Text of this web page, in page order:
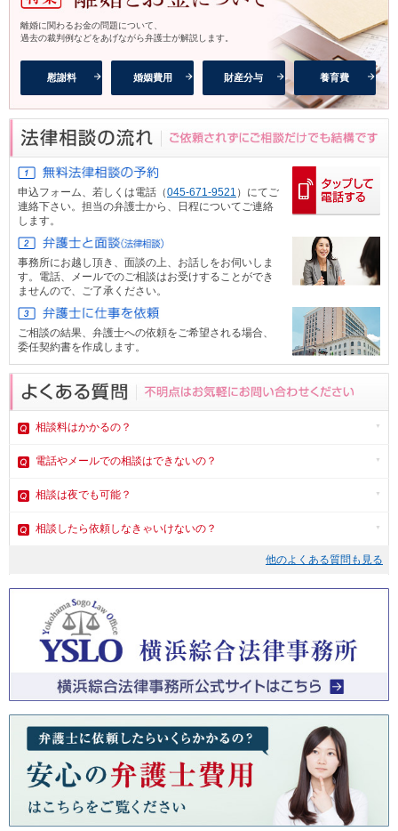
離婚に関わるお金の問題について、
過去の裁判例などをあげながら弁護士が解説します。
慰謝料 婚姻費用 財産分与 養育費
申込フォーム、 若しくは電話（045-671-9521 ）にてご
連絡下さい。担当の弁護士から、日程についてご連絡
します。
事務所にお越し頂き、面談の上、お話しをお伺いしま
す。電話、メールでのご相談はお受けすることができ
ませんので、ご了承ください。
ご相談の結果、弁護士への依頼をご希望される場合、
委任契約書を作成します。
相談料はかかるの？
電話やメールでの相談はできないの？
相談は夜でも可能？
相談したら依頼しなきゃいけないの？
他のよくある質問も見る